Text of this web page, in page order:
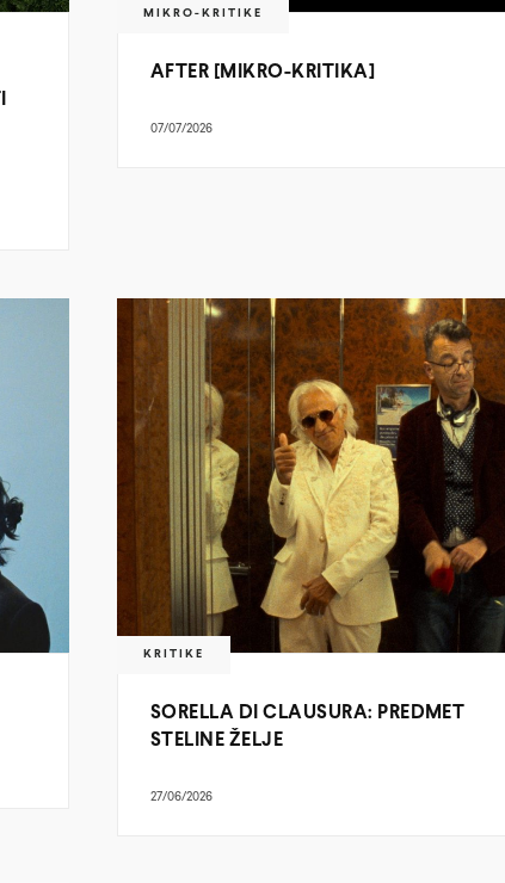
MIKRO-KRITIKE
AFTER [MIKRO-KRITIKA]
07/07/2026
KRITIKE
SORELLA DI CLAUSURA: PREDMET
STELINE ŽELJE
27/06/2026